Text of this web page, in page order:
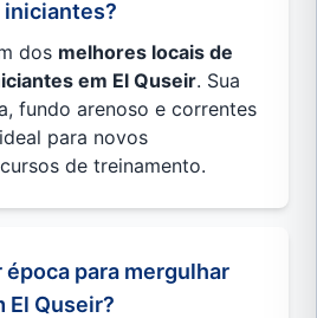
dos melhores locais de
em El Quseir. Sua
fundo arenoso e correntes
para novos
de treinamento.
época para mergulhar
El Quseir?